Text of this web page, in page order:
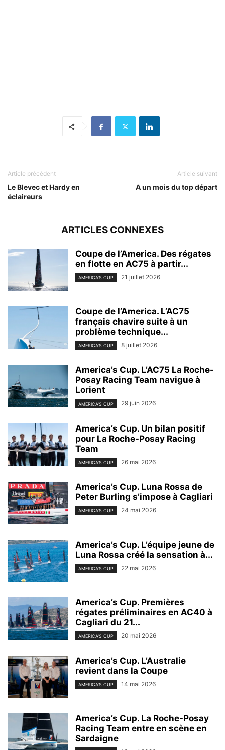
Article précédent
Le Blevec et Hardy en
éclaireurs
Article suivant
A un mois du top départ
ARTICLES CONNEXES
Coupe de l’America. Des régates
en flotte en AC75 à partir...
AMERICA'S CUP 21 juillet 2026
Coupe de l’America. L’AC75
français chavire suite à un
problème technique...
AMERICA'S CUP 8 juillet 2026
America’s Cup. L’AC75 La Roche-
Posay Racing Team navigue à
Lorient
AMERICA'S CUP 29 juin 2026
America’s Cup. Un bilan positif
pour La Roche-Posay Racing
Team
AMERICA'S CUP 26 mai 2026
America’s Cup. Luna Rossa de
Peter Burling s’impose à Cagliari
AMERICA'S CUP 24 mai 2026
America’s Cup. L’équipe jeune de
Luna Rossa créé la sensation à...
AMERICA'S CUP 22 mai 2026
America’s Cup. Premières
régates préliminaires en AC40 à
Cagliari du 21...
AMERICA'S CUP 20 mai 2026
America’s Cup. L’Australie
revient dans la Coupe
AMERICA'S CUP 14 mai 2026
America’s Cup. La Roche-Posay
Racing Team entre en scène en
Sardaigne